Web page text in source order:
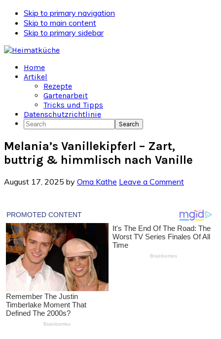
Skip to primary navigation
Skip to main content
Skip to primary sidebar
Home
Artikel
Rezepte
Gartenarbeit
Tricks und Tipps
Datenschutzrichtlinie
Search
Melania’s Vanillekipferl – Zart,
buttrig & himmlisch nach Vanille
August 17, 2025 by Oma Kathe Leave a Comment